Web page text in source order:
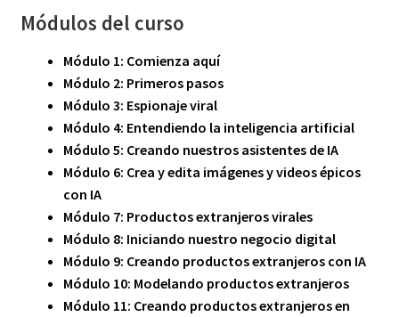
Módulos del curso
Módulo 1: Comienza aquí
Módulo 2: Primeros pasos
Módulo 3: Espionaje viral
Módulo 4: Entendiendo la inteligencia artificial
Módulo 5: Creando nuestros asistentes de IA
Módulo 6: Crea y edita imágenes y videos épicos
con IA
Módulo 7: Productos extranjeros virales
Módulo 8: Iniciando nuestro negocio digital
Módulo 9: Creando productos extranjeros con IA
Módulo 10: Modelando productos extranjeros
Módulo 11: Creando productos extranjeros en